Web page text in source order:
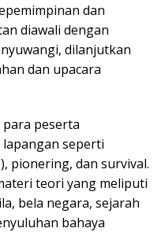
dan
diawali dengan
dilanjutkan
dan upacara
peserta
seperti
pionering, dan survival.
teori yang meliputi
bela negara, sejarah
bahaya